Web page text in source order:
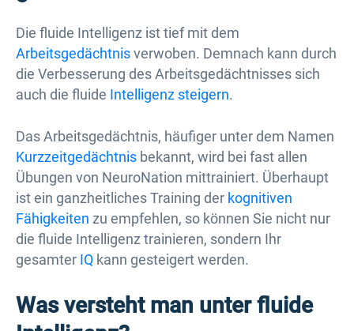
Die fluide Intelligenz ist tief mit dem
Arbeitsgedächtnisverwoben. Demnach kann durch
die Verbesserung des Arbeitsgedächtnisses sich
auch die fluide Intelligenz steigern.
Das Arbeitsgedächtnis, häufiger unter dem Namen
Kurzzeitgedächtnis bekannt, wird bei fast allen
Übungen von NeuroNation mittrainiert. Überhaupt
ist ein ganzheitliches Training der kognitiven
Fähigkeiten zu empfehlen, so können Sie nicht nur
die fluide Intelligenz trainieren, sondern Ihr
gesamter IQ kann gesteigert werden.
Was versteht man unter fluide